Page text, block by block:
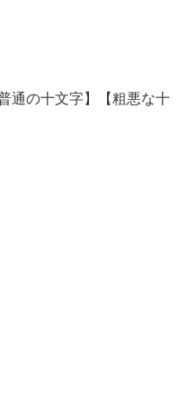
通の十文字】【粗悪な十